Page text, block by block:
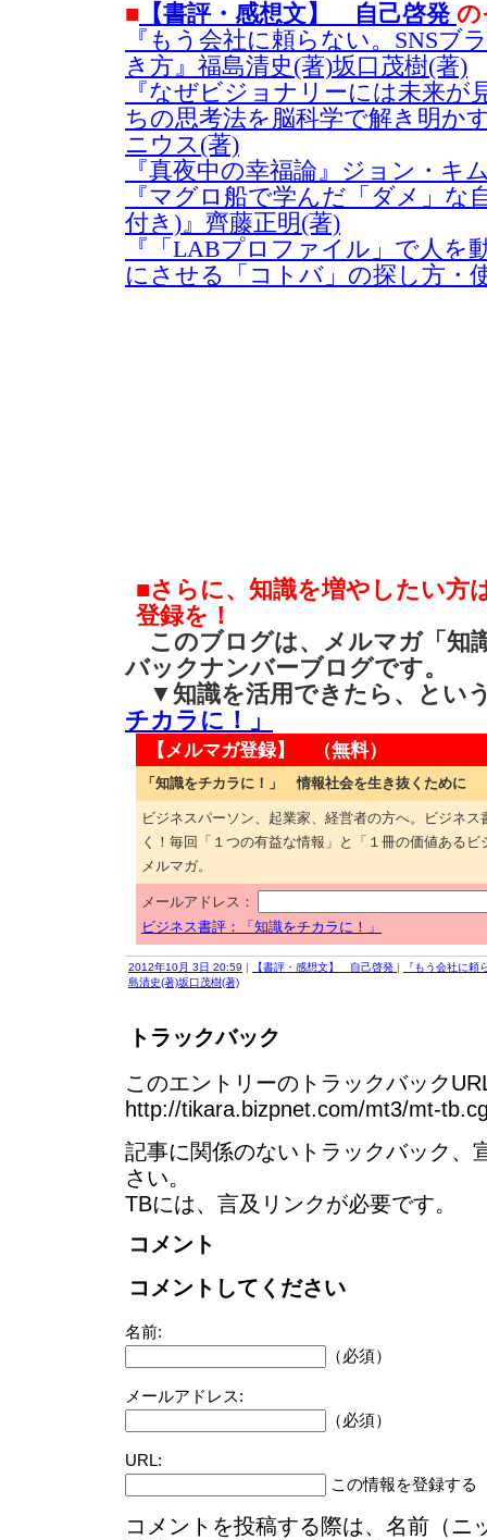
■ 【書評・感想文】 自己啓発 の
『もう会社に頼らない。SNSブ
き方』福島清史(著)坂口茂樹(著)
『なぜビジョナリーには未来が
ちの思考法を脳科学で解き明か
ニウス(著)
『真夜中の幸福論』ジョン・キ
『マグロ船で学んだ「ダメ」な
付き)』齊藤正明(著)
『「LABプロファイル」で人を
にさせる「コトバ」の探し方・
■さらに、知識を増やしたい方
登録を！
このブログは、メルマガ「知
バックナンバーブログです。
▼知識を活用できたら、と
チカラに！」
【メルマガ登録】 （無料）
「知識をチカラに！」 情報社会を生き抜くために
ビジネスパーソン、起業家、経営者の方へ。ビジネ
く！毎回「１つの有益な情報」と「１冊の価値ある
メルマガ。
メールアドレス：
ビジネス書評：「知識をチカラに！」
2012年10月 3日 20:59 | 【書評・感想文】 自己啓発 |
『もう会社に
島清史(著)坂口茂樹(著)
トラックバック
このエントリーのトラックバック
http://tikara.bizpnet.com/mt3/mt-
記事に関係のないトラックバック、
さい。
TBには、言及リンクが必要です。
コメント
コメントしてください
名前:
（必須）
メールアドレス:
（必須）
URL:
この情報を登録する
コメントを投稿する際は、名前（ニ